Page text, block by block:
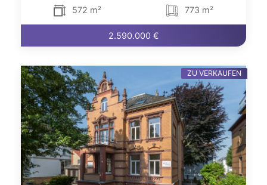
572 m² 773 m²
2.590.000 €
ZU VERKAUFEN